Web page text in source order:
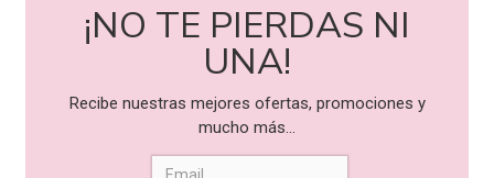
¡NO TE PIERDAS NI
UNA!
Recibe nuestras mejores ofertas, promociones y
mucho más...